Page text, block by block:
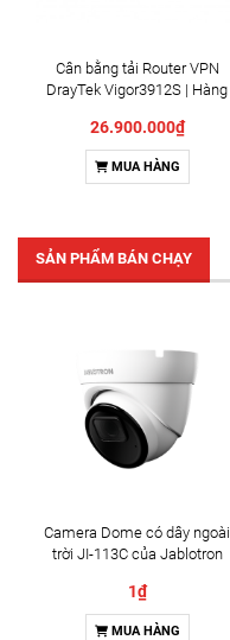
Cân bằng tải Router VPN
DrayTek Vigor3912S | Hàng
26.900.000₫
MUA HÀNG
SẢN PHẨM BÁN CHẠY
Camera Dome có dây ngoài
trời JI-113C của Jablotron
1₫
MUA HÀNG